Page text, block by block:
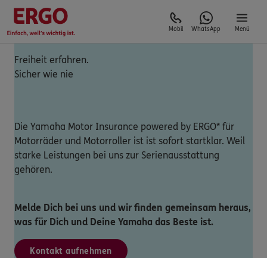
Mobil WhatsApp Menü
Freiheit erfahren.
Sicher wie nie
Die Yamaha Motor Insurance powered by ERGO* für
Motorräder und Motorroller ist ist sofort startklar. Weil
starke Leistungen bei uns zur Serienausstattung
gehören.
Melde Dich bei uns und wir finden gemeinsam heraus,
was für Dich und Deine Yamaha das Beste ist.
Kontakt aufnehmen